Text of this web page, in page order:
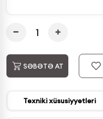
SƏBƏTƏ AT
Texniki xüsusiyyətləri